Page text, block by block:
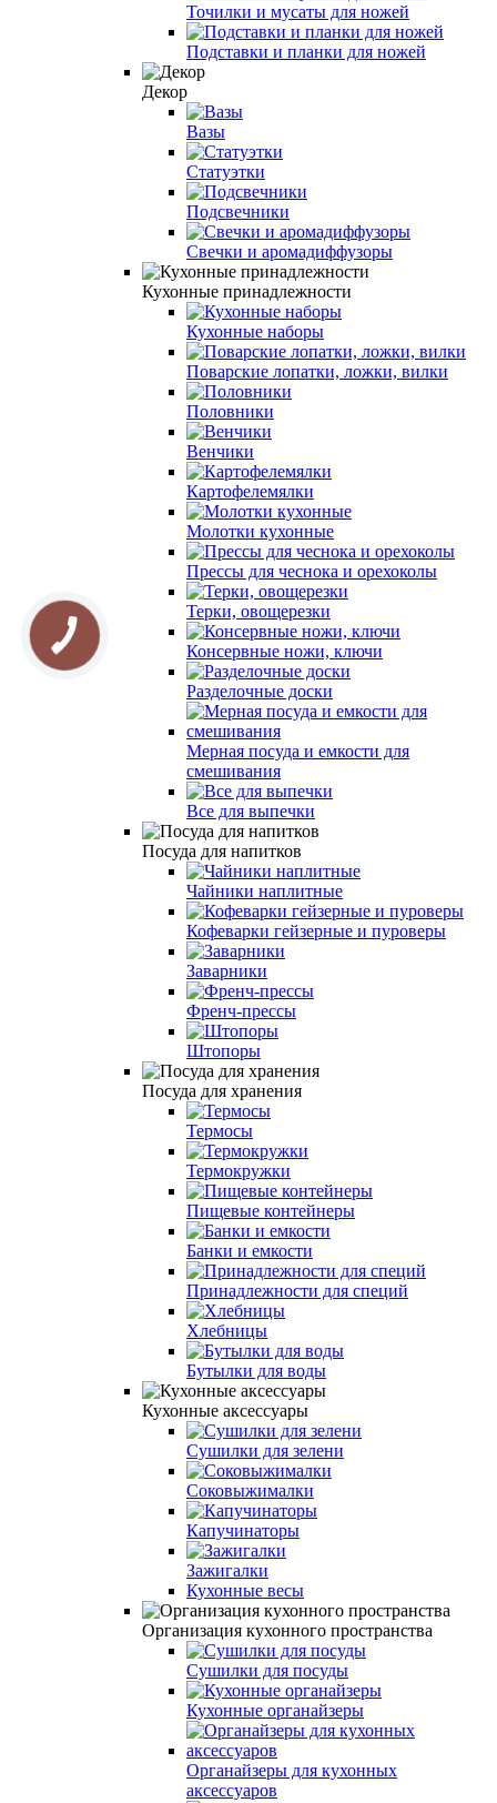
Точилки и мусаты для ножей
Подставки и планки для ножей
Декор
Вазы
Статуэтки
Подсвечники
Свечки и аромадиффузоры
Кухонные принадлежности
Кухонные наборы
Поварские лопатки, ложки, вилки
Половники
Венчики
Картофелемялки
Молотки кухонные
Прессы для чеснока и орехоколы
Терки, овощерезки
Консервные ножи, ключи
Разделочные доски
Мерная посуда и емкости для
смешивания
Все для выпечки
Посуда для напитков
Чайники наплитные
Кофеварки гейзерные и пуроверы
Заварники
Френч-прессы
Штопоры
Посуда для хранения
Термосы
Термокружки
Пищевые контейнеры
Банки и емкости
Принадлежности для специй
Хлебницы
Бутылки для воды
Кухонные аксессуары
Сушилки для зелени
Cоковыжималки
Капучинаторы
Зажигалки
Кухонные весы
Организация кухонного пространства
Сушилки для посуды
Кухонные органайзеры
Органайзеры для кухонных
аксессуаров